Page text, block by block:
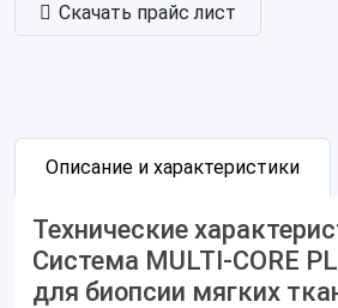
Скачать прайс лист
Описание и характеристики
Технические
Система MULTI-CORE
для биопсии мягких